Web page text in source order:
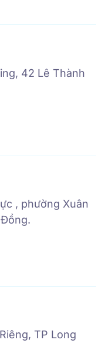
42 Lê Thành
, phường Xuân
TP Long